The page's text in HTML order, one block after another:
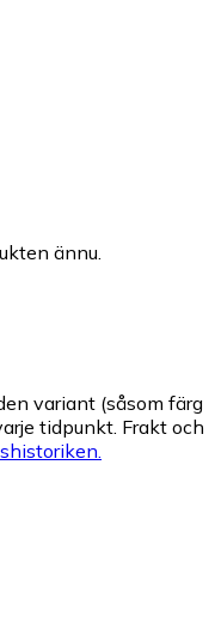
ännu.
variant (såsom färg
tidpunkt. Frakt och